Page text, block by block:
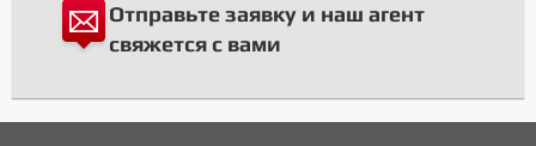
Отправьте заявку и наш агент
свяжется с вами